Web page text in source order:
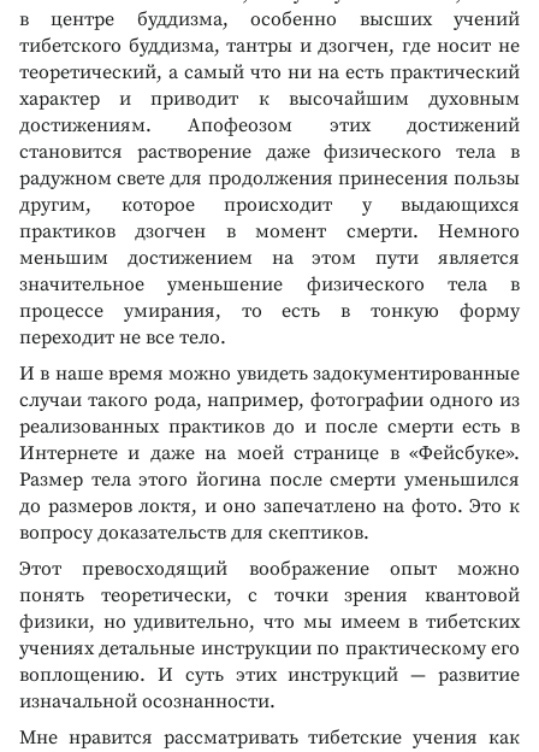
в центре буддизма, особенно высших учений
тибетского буддизма, тантры и дзогчен, где носит не
теоретический, а самый что ни на есть практический
характер и приводит к высочайшим духовным
достижениям. Апофеозом этих достижений
становится растворение даже физического тела в
радужном свете для продолжения принесения пользы
другим, которое происходит у выдающихся
практиков дзогчен в момент смерти. Немного
меньшим достижением на этом пути является
значительное уменьшение физического тела в
процессе умирания, то есть в тонкую форму
переходит не все тело.
И в наше время можно увидеть задокументированные
случаи такого рода, например, фотографии одного из
реализованных практиков до и после смерти есть в
Интернете и даже на моей странице в «Фейсбуке».
Размер тела этого йогина после смерти уменьшился
до размеров локтя, и оно запечатлено на фото. Это к
вопросу доказательств для скептиков.
Этот превосходящий воображение опыт можно
понять теоретически, с точки зрения квантовой
физики, но удивительно, что мы имеем в тибетских
учениях детальные инструкции по практическому его
воплощению. И суть этих инструкций — развитие
изначальной осознанности.
Мне нравится рассматривать тибетские учения как